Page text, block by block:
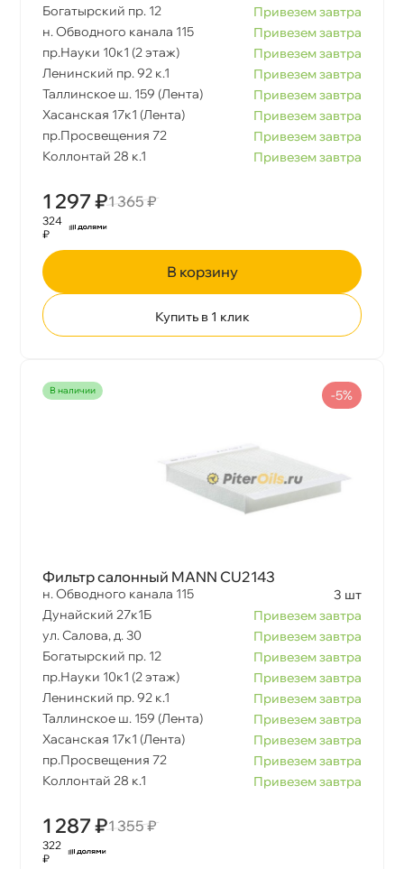
Богатырский пр. 12
Привезем завтра
н. Обводного канала 115
Привезем завтра
пр.Науки 10к1 (2 этаж)
Привезем завтра
Ленинский пр. 92 к.1
Привезем завтра
Таллинское ш. 159 (Лента)
Привезем завтра
Хасанская 17к1 (Лента)
Привезем завтра
пр.Просвещения 72
Привезем завтра
Коллонтай 28 к.1
Привезем завтра
1 297 ₽1 365 ₽
324
₽
корзину
Купить в 1 клик
наличии
Фильтр салонный MANN CU2143
н. Обводного канала 115
3 шт
Дунайский 27к1Б
Привезем завтра
ул. Салова, д. 30
Привезем завтра
Богатырский пр. 12
Привезем завтра
пр.Науки 10к1 (2 этаж)
Привезем завтра
Ленинский пр. 92 к.1
Привезем завтра
Таллинское ш. 159 (Лента)
Привезем завтра
Хасанская 17к1 (Лента)
Привезем завтра
пр.Просвещения 72
Привезем завтра
Коллонтай 28 к.1
Привезем завтра
1 287 ₽1 355 ₽
-5%
322
₽